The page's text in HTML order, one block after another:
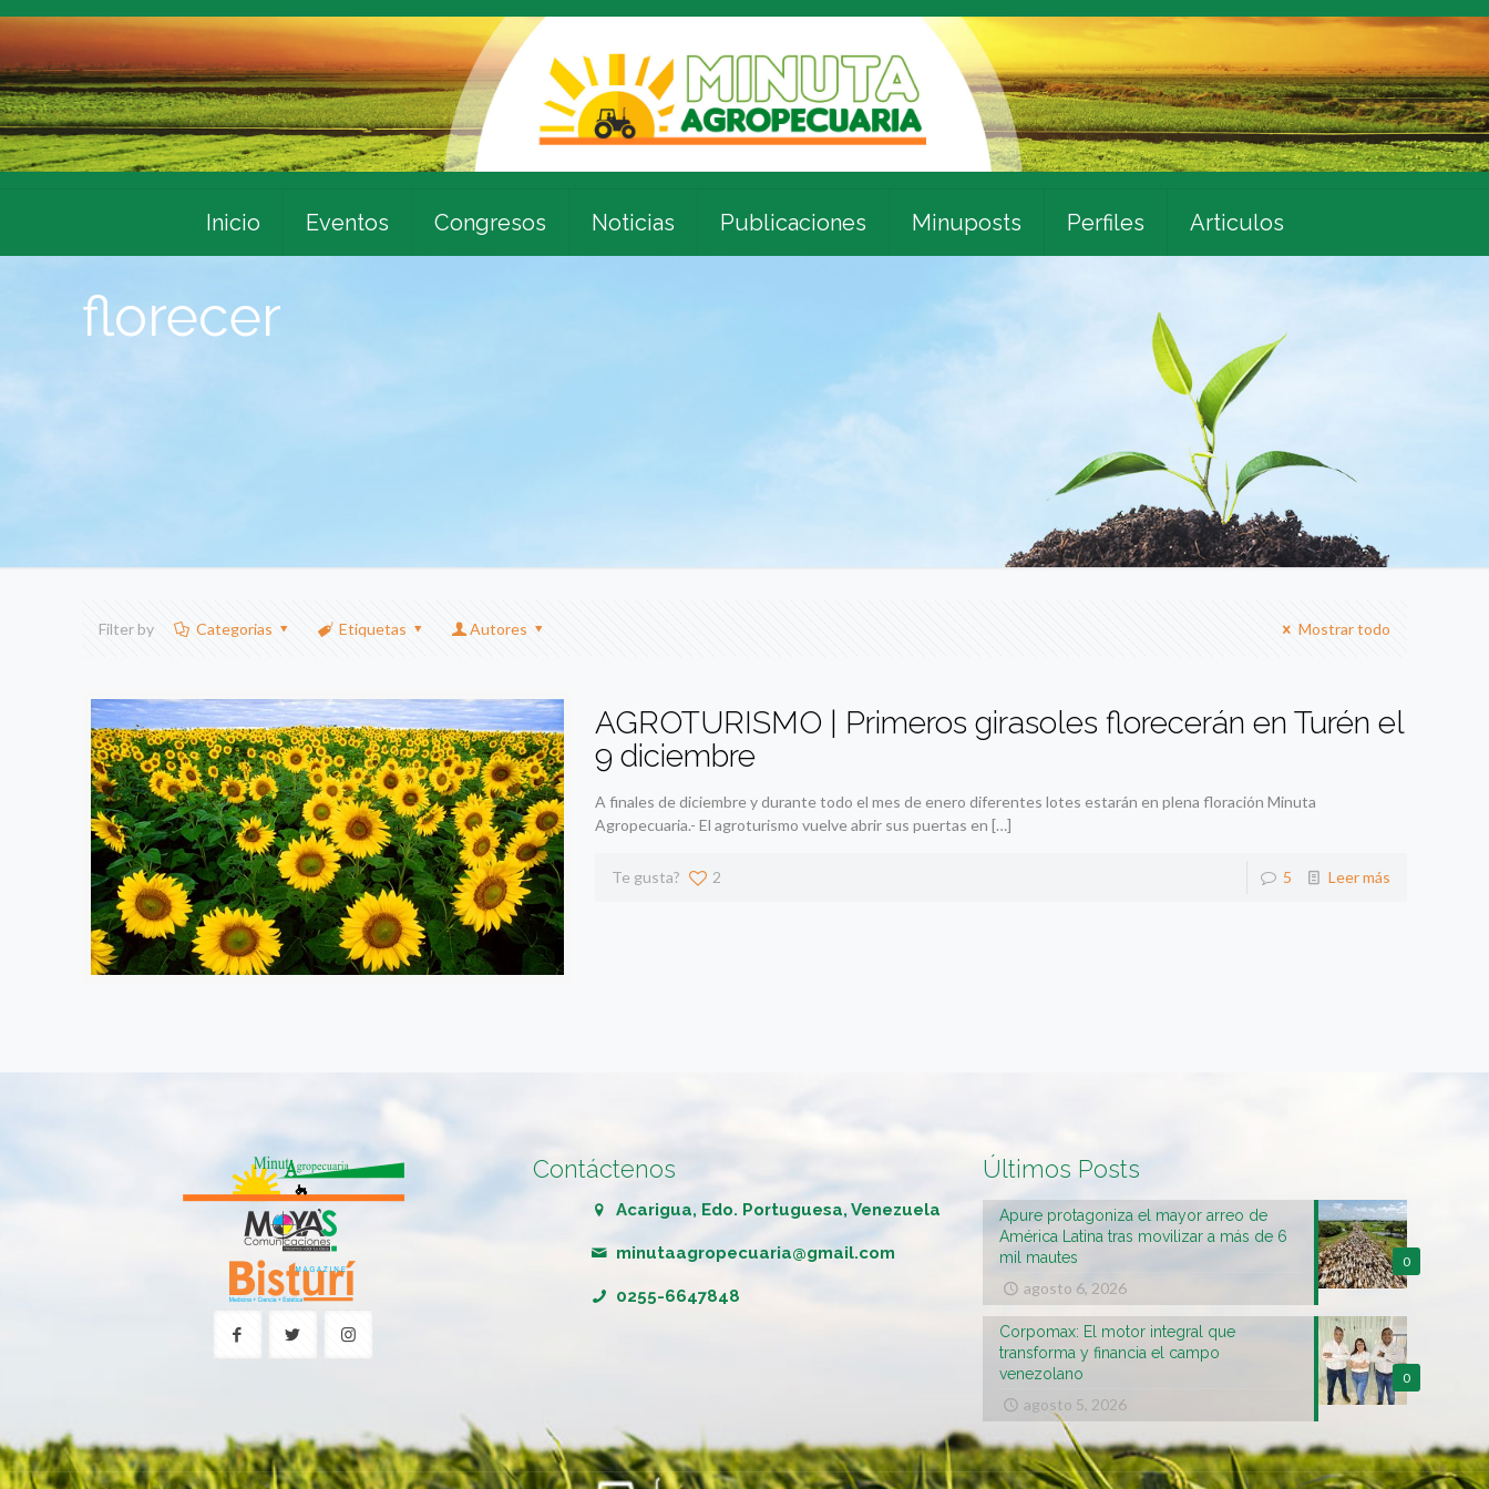
Inicio Eventos Congresos Noticias Publicaciones Minuposts Perfiles Articulos
florecer
Filter by Categorias Etiquetas Autores Mostrar todo
AGROTURISMO | Primeros girasoles florecerán en Turén el
9 diciembre
A finales de diciembre y durante todo el mes de enero diferentes lotes estarán en plena floración Minuta
Agropecuaria.- El agroturismo vuelve abrir sus puertas en […]
Te gusta? 2 5 Leer más
Contáctenos
Acarigua, Edo. Portuguesa, Venezuela
minutaagropecuaria@gmail.com
0255-6647848
Últimos Posts
0
Apure protagoniza el mayor arreo de
América Latina tras movilizar a más de 6
mil mautes
agosto 6, 2026
0
Corpomax: El motor integral que
transforma y financia el campo
venezolano
agosto 5, 2026